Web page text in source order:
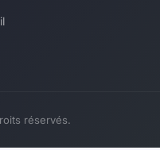
réservés.